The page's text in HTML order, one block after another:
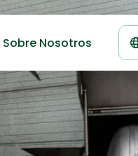
Sobre Nosotros